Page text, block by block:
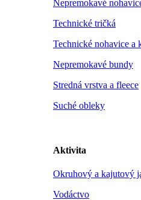
Nepremokavé
Technické tričká
Technické nohavice a
Nepremokavé bundy
Stredná vrstva a fleece
Suché obleky
Aktivita
Okruhový a kajutový
Vodáctvo